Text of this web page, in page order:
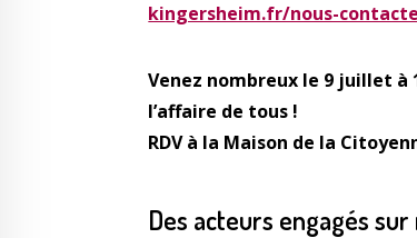
kingersheim.fr/nous-
Venez nombreux le 9 juillet à
l’affaire de tous !
RDV à la Maison de la
Des acteurs engagés